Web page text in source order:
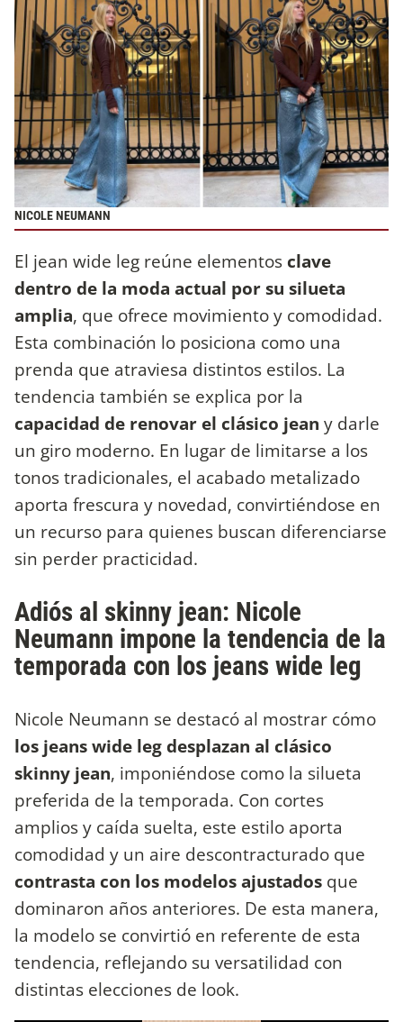
NICOLE NEUMANN
El jean wide leg reúne elementos clave
dentro de la moda actual por su silueta
amplia, que ofrece movimiento y comodidad.
Esta combinación lo posiciona como una
prenda que atraviesa distintos estilos. La
tendencia también se explica por la
capacidad de renovar el clásico jean y darle
un giro moderno. En lugar de limitarse a los
tonos tradicionales, el acabado metalizado
aporta frescura y novedad, convirtiéndose en
un recurso para quienes buscan diferenciarse
sin perder practicidad.
Adiós al skinny jean: Nicole
Neumann impone la tendencia de la
temporada con los jeans wide leg
Nicole Neumann se destacó al mostrar cómo
los jeans wide leg desplazan al clásico
skinny jean, imponiéndose como la silueta
preferida de la temporada. Con cortes
amplios y caída suelta, este estilo aporta
comodidad y un aire descontracturado que
contrasta con los modelos ajustados que
dominaron años anteriores. De esta manera,
la modelo se convirtió en referente de esta
tendencia, reflejando su versatilidad con
distintas elecciones de look.